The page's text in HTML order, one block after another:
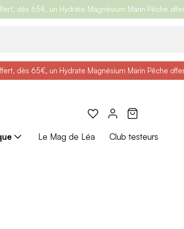
: Profitez de-25% + Livraison offertedès 30€
BRADERIE :-40% sur une sélection de
dès 65€, un Hydrate Magnésium Marin Pêche
: Profitez de-25% + Livraison offertedès 30€
Braderie :-40% sur une sélection de
dès 65€, un Hydrate Magnésium Marin Pêche
Le Mag de Léa
Club testeurs